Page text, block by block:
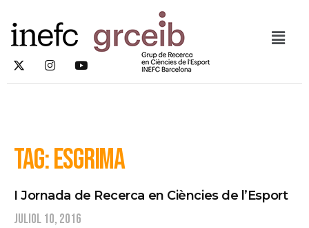
Tag: esgrima
I Jornada de Recerca en Ciències de l’Esport
juliol 10, 2016